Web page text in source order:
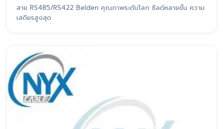
สาย RS485/RS422 Belden คุณภาพระดับโลก ชีลด์หลายชั้น ความ
เสถียรสูงสุด